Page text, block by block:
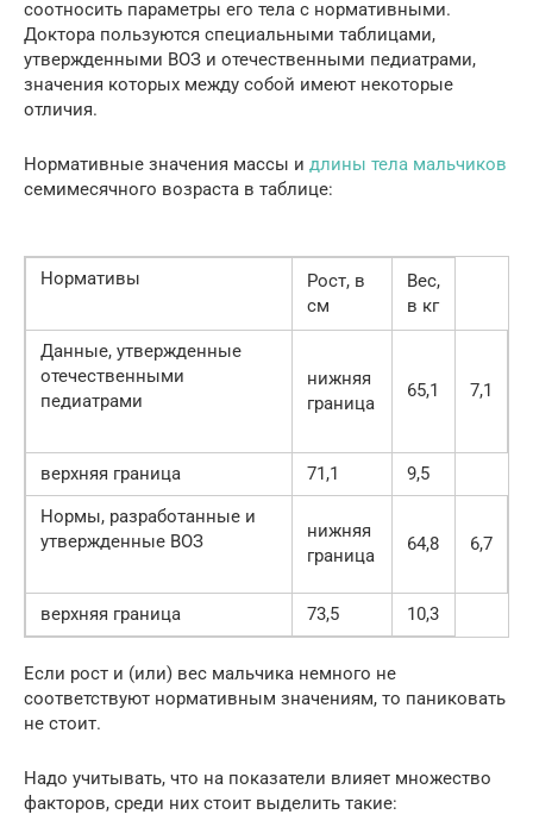
соотносить параметры его тела с нормативными.
Доктора пользуются специальными таблицами,
утвержденными ВОЗ и отечественными педиатрами,
значения которых между собой имеют некоторые
отличия.
Нормативные значения массы и длины тела мальчиков
семимесячного возраста в таблице:
Нормативы
Рост, в
см
Вес,
в кг
Данные, утвержденные
отечественными
педиатрами
нижняя
граница
65,1 7,1
верхняя граница 71,1
9,5
Нормы, разработанные и
утвержденные ВОЗ
нижняя
граница
64,8 6,7
верхняя граница 73,5 10,3
Если рост и (или) вес мальчика немного не
соответствуют нормативным значениям, то паниковать
не стоит.
Надо учитывать, что на показатели влияет множество
факторов, среди них стоит выделить такие: